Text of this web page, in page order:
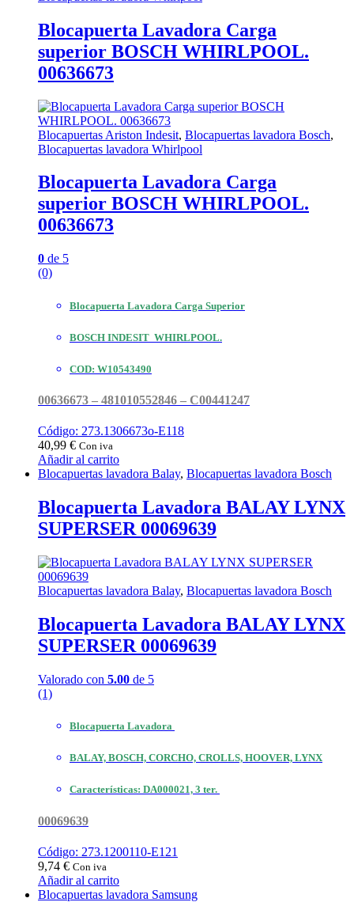
Blocapuerta Lavadora Carga
superior BOSCH WHIRLPOOL.
00636673
Blocapuertas Ariston Indesit, Blocapuertas lavadora Bosch,
Blocapuertas lavadora Whirlpool
Blocapuerta Lavadora Carga
superior BOSCH WHIRLPOOL.
00636673
0 de 5
(0)
Blocapuerta Lavadora Carga Superior
BOSCH INDESIT WHIRLPOOL.
COD: W10543490
00636673 – 481010552846 – C00441247
Código: 273.1306673o-E118
40,99 € Con iva
Añadir al carrito
Blocapuertas lavadora Balay, Blocapuertas lavadora Bosch
Blocapuerta Lavadora BALAY LYNX
SUPERSER 00069639
Blocapuertas lavadora Balay, Blocapuertas lavadora Bosch
Blocapuerta Lavadora BALAY LYNX
SUPERSER 00069639
Valorado con 5.00 de 5
(1)
Blocapuerta Lavadora
BALAY, BOSCH, CORCHO, CROLLS, HOOVER, LYNX
Características: DA000021, 3 ter.
00069639
Código: 273.1200110-E121
9,74 € Con iva
Añadir al carrito
Blocapuertas lavadora Samsung